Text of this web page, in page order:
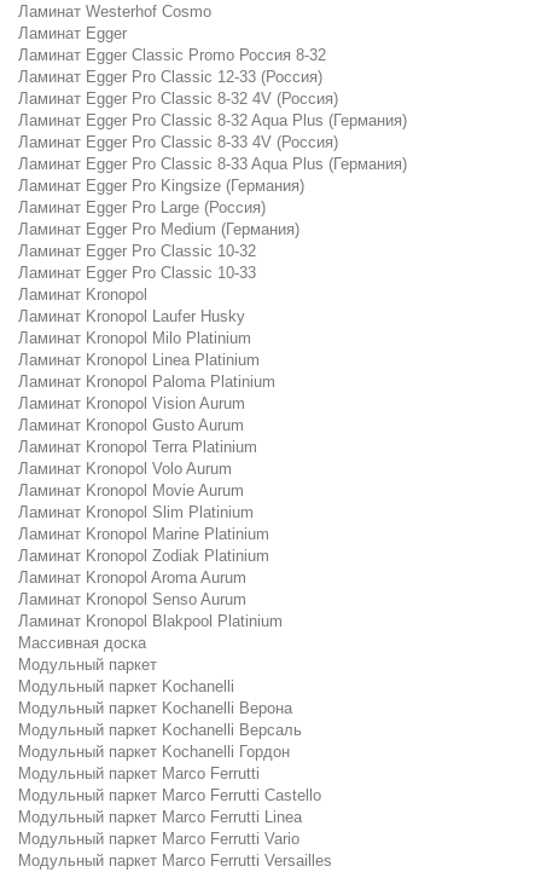
Ламинат Westerhof Cosmo
Ламинат Egger
Ламинат Egger Classic Promo Россия 8-32
Ламинат Egger Pro Classic 12-33 (Россия)
Ламинат Egger Pro Classic 8-32 4V (Россия)
Ламинат Egger Pro Classic 8-32 Aqua Plus (Германия)
Ламинат Egger Pro Classic 8-33 4V (Россия)
Ламинат Egger Pro Classic 8-33 Aqua Plus (Германия)
Ламинат Egger Pro Kingsize (Германия)
Ламинат Egger Pro Large (Россия)
Ламинат Egger Pro Medium (Германия)
Ламинат Egger Pro Classic 10-32
Ламинат Egger Pro Classic 10-33
Ламинат Kronopol
Ламинат Kronopol Laufer Husky
Ламинат Kronopol Milo Platinium
Ламинат Kronopol Linea Platinium
Ламинат Kronopol Paloma Platinium
Ламинат Kronopol Vision Aurum
Ламинат Kronopol Gusto Aurum
Ламинат Kronopol Terra Platinium
Ламинат Kronopol Volo Aurum
Ламинат Kronopol Movie Aurum
Ламинат Kronopol Slim Platinium
Ламинат Kronopol Marine Platinium
Ламинат Kronopol Zodiak Platinium
Ламинат Kronopol Aroma Aurum
Ламинат Kronopol Senso Aurum
Ламинат Kronopol Blakpool Platinium
Массивная доска
Модульный паркет
Модульный паркет Kochanelli
Модульный паркет Kochanelli Верона
Модульный паркет Kochanelli Версаль
Модульный паркет Kochanelli Гордон
Модульный паркет Marco Ferrutti
Модульный паркет Marco Ferrutti Castello
Модульный паркет Marco Ferrutti Linea
Модульный паркет Marco Ferrutti Vario
Модульный паркет Marco Ferrutti Versailles